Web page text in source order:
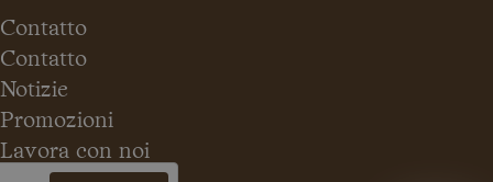
Contatto
Contatto
Notizie
Promozioni
Lavora con noi